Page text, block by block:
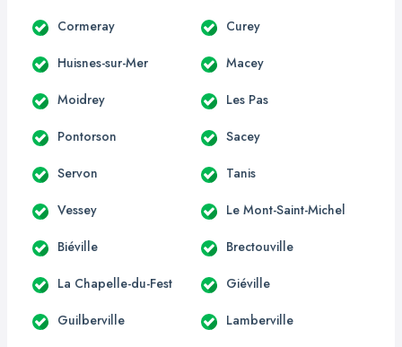
Cormeray Curey
Huisnes-sur-Mer Macey
Moidrey Les Pas
Pontorson Sacey
Servon Tanis
Vessey Le Mont-Saint-Michel
Biéville Brectouville
La Chapelle-du-Fest Giéville
Guilberville Lamberville